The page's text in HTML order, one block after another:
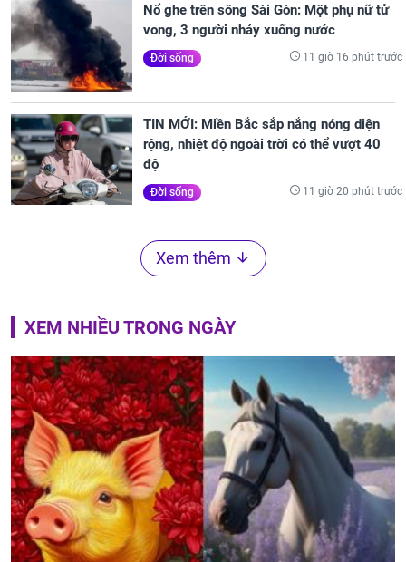
Nổ ghe trên sông Sài Gòn: Một phụ nữ tử
vong, 3 người nhảy xuống nước
Đời sống 11 giờ 16 phút trước
TIN MỚI: Miền Bắc sắp nắng nóng diện
rộng, nhiệt độ ngoài trời có thể vượt 40
độ
Đời sống 11 giờ 20 phút trước
Xem thêm
XEM NHIỀU TRONG NGÀY